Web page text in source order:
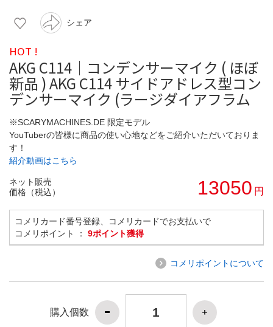
シェア
HOT !
AKG C114│コンデンサーマイク ( ほぼ
新品 ) AKG C114 サイドアドレス型コン
デンサーマイク (ラージダイアフラム
※SCARYMACHINES.DE 限定モデル
YouTuberの皆様に商品の使い心地などをご紹介いただいておりま
す！
紹介動画はこちら
ネット販売
価格（税込）
13050 円
コメリカード番号登録、コメリカードでお支払いで
コメリポイント ： 9ポイント獲得
コメリポイントについて
購入個数